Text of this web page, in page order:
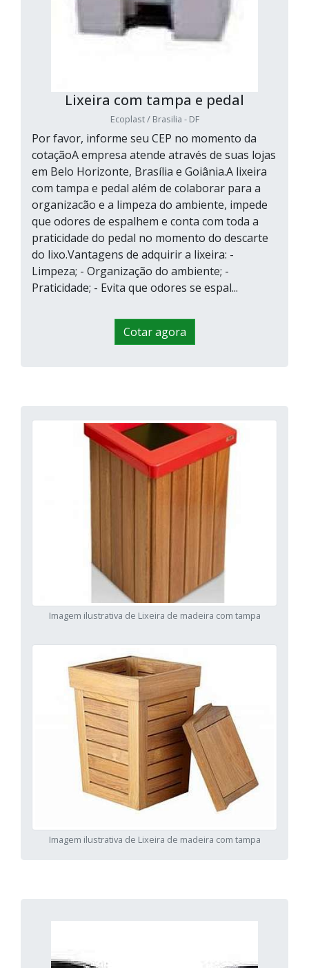
Lixeira com tampa e pedal
Ecoplast / Brasilia - DF
Por favor, informe seu CEP no momento da
cotaçãoA empresa atende através de suas lojas
em Belo Horizonte, Brasília e Goiânia.A lixeira
com tampa e pedal além de colaborar para a
organizacão e a limpeza do ambiente, impede
que odores de espalhem e conta com toda a
praticidade do pedal no momento do descarte
do lixo.Vantagens de adquirir a lixeira: -
Limpeza; - Organização do ambiente; -
Praticidade; - Evita que odores se espal...
Cotar agora
Imagem ilustrativa de Lixeira de madeira com tampa
Imagem ilustrativa de Lixeira de madeira com tampa